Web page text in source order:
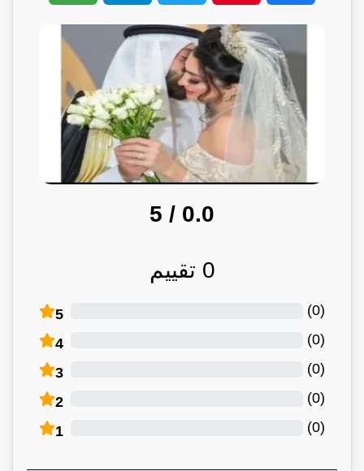
0.0
/ 5
0 تقييم
5 (
0
)
4 (
0
)
3 (
0
)
2 (
0
)
1 (
0
)